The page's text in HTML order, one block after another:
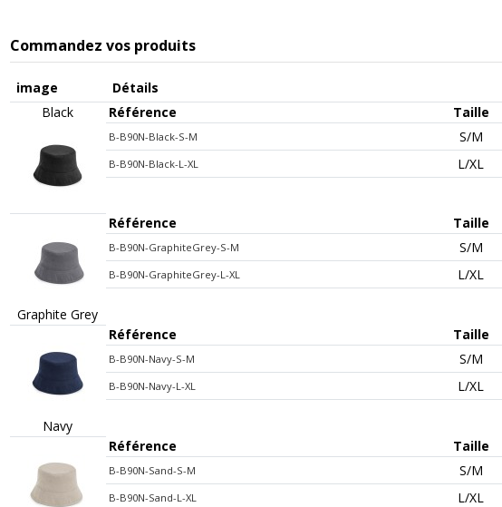
Commandez vos produits
image
Détails
Black
Référence Taille
B-B90N-Black-S-M S/M
B-B90N-Black-L-XL L/XL
Graphite Grey
Référence Taille
B-B90N-GraphiteGrey-S-M S/M
B-B90N-GraphiteGrey-L-XL L/XL
Navy
Référence Taille
B-B90N-Navy-S-M S/M
B-B90N-Navy-L-XL L/XL
Référence Taille
B-B90N-Sand-S-M S/M
B-B90N-Sand-L-XL L/XL